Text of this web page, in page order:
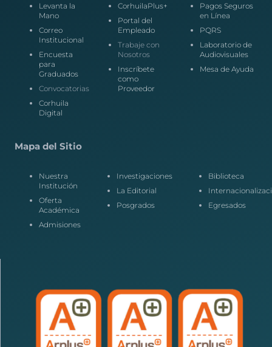
Levanta la
Mano
Correo
Institucional
Encuesta
para
Graduados
Convocatorias
Corhuila
Digital
CorhuilaPlus+
Portal del
Empleado
Trabaje con
Nosotros
Inscríbete
como
Proveedor
Pagos Seguros
en Línea
PQRS
Laboratorio de
Audiovisuales
Mesa de Ayuda
Mapa del Sitio
Nuestra
Institución
Oferta
Académica
Admisiones
Investigaciones
La Editorial
Posgrados
Biblioteca
Egresados